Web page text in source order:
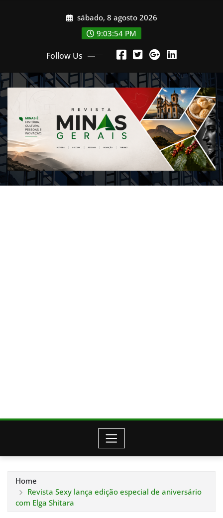
sábado, 8 agosto 2026
9:03:56 PM
Follow Us
Home
Revista Sexy lança edição especial de aniversário
com Elga Shitara